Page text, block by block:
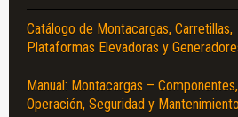
Catálogo de Montacargas, Carretillas,
Plataformas Elevadoras y
Manual: Montacargas – Componentes,
Operación, Seguridad y Mantenimiento